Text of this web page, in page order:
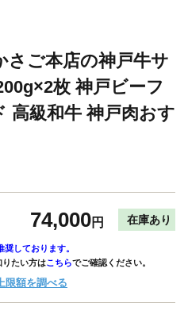
さご本店の神戸牛サ
枚 神戸ビーフ
高級和牛 神戸肉おす
74,000円 在庫あり
奨しております。
りたい方はこちらでご確認ください。
上限額を調べる